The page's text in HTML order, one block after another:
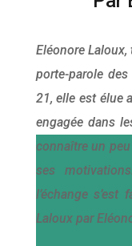
Eléonore
porte-parole
21, elle est élue
engagée dans
connaître un
ses
l’échange
Laloux par